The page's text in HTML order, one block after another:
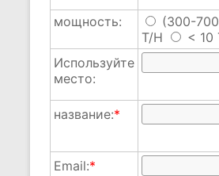
мощность: (300-
T/H
< 10
Используйте
место:
название:*
Email:*